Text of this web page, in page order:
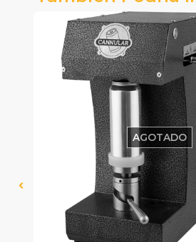
AGOTADO